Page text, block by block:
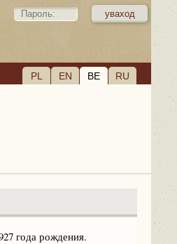
PL EN BE RU
года рождения.